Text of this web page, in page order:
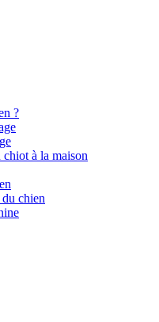
?
à la maison
chien